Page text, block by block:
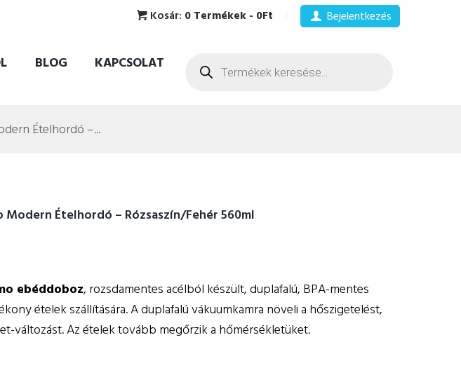
Kosár: 0 Termékek- 0Ft Bejelentkezés
BLOG KAPCSOLAT search
Ételhordó –...
Modern Ételhordó – Rózsaszín/Fehér 560ml
ebéddoboz, rozsdamentes acélból készült, duplafalú, BPA-mentes
ételek szállítására. A duplafalú vákuumkamra növeli a hőszigetelést,
változást. Az ételek tovább megőrzik a hőmérsékletüket.